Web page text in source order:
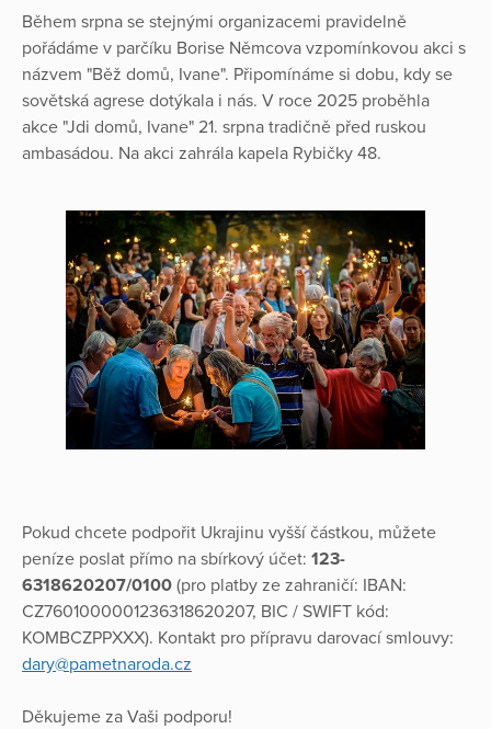
Během srpna se stejnými organizacemi pravidelně
pořádáme v parčíku Borise Němcova vzpomínkovou akci s
názvem "Běž domů, Ivane". Připomínáme si dobu, kdy se
sovětská agrese dotýkala i nás. V roce 2025 proběhla
akce "Jdi domů, Ivane" 21. srpna tradičně před ruskou
ambasádou. Na akci zahrála kapela Rybičky 48.
Pokud chcete podpořit Ukrajinu vyšší částkou, můžete
peníze poslat přímo na sbírkový účet: 123-
6318620207/0100 (pro platby ze zahraničí: IBAN:
CZ7601000001236318620207, BIC / SWIFT kód:
KOMBCZPPXXX). Kontakt pro přípravu darovací smlouvy:
dary@pametnaroda.cz
Děkujeme za Vaši podporu!